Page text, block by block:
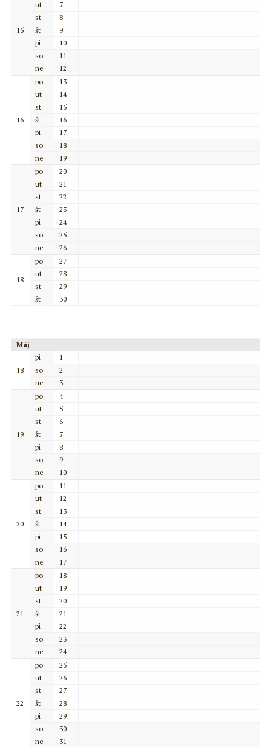
15
ut
7
st
8
št
9
pi
10
so
11
ne
12
16
po
13
ut
14
st
15
št
16
pi
17
so
18
ne
19
17
po
20
ut
21
st
22
št
23
pi
24
so
25
ne
26
18
po
27
ut
28
st
29
št
30
Máj
18
pi
1
so
2
ne
3
19
po
4
ut
5
st
6
št
7
pi
8
so
9
ne
10
20
po
11
ut
12
st
13
št
14
pi
15
so
16
ne
17
21
po
18
ut
19
st
20
št
21
pi
22
so
23
ne
24
22
po
25
ut
26
st
27
št
28
pi
29
so
30
ne
31